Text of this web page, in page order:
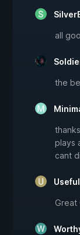
all
the
plays
cant
Great